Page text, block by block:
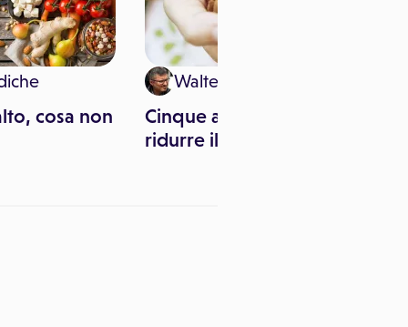
cosa non
Walter Giannò
Cinque alimenti per
ridurre il colesterolo